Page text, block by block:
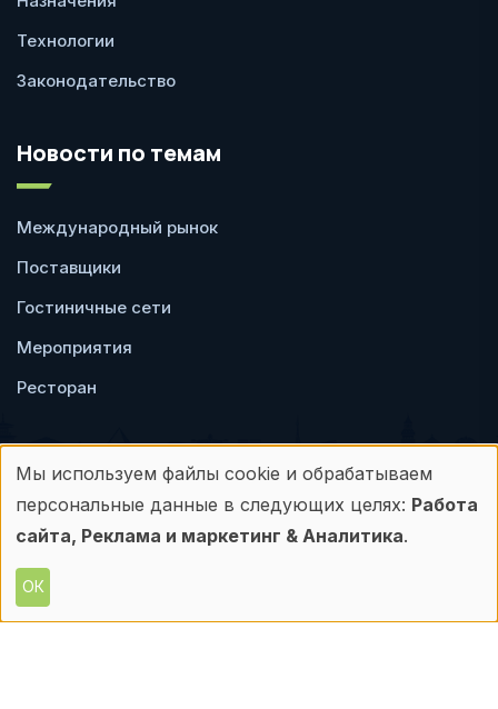
Технологии
Законодательство
Новости по темам
Международный рынок
Поставщики
Гостиничные сети
Мероприятия
Ресторан
Пользовательское
соглашение
Политика
конфиденциальности
Любое использование материалов с данного
Использование
персональных
данных
и
Мы используем файлы cookie и обрабатываем
персональные данные в следующих целях: Работа
сайта, Реклама и маркетинг & Аналитика.
ОК